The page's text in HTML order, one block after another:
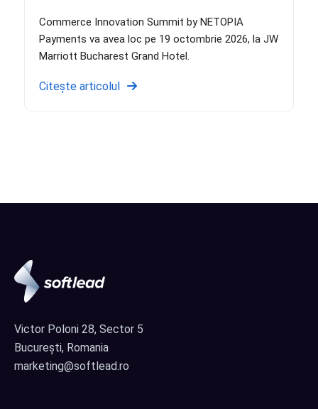
Commerce Innovation Summit by NETOPIA
Payments va avea loc pe 19 octombrie 2026, la JW
Marriott Bucharest Grand Hotel.
Citește articolul
Victor Poloni 28, Sector 5
București, Romania
marketing@softlead.ro